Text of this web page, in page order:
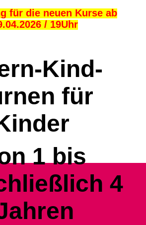
für die neuen Kurse ab
/ 19Uhr
Kind-
für
1 bis
4